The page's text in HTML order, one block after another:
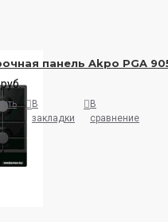
панель Akpo PGA
В
закладки
В
сравнение